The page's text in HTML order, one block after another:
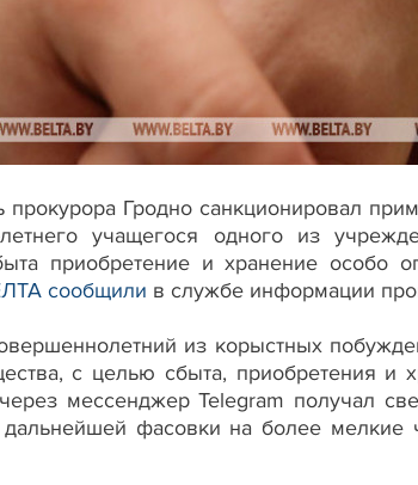
Гродно санкционировал
учащегося одного из
приобретение и хранение особо
сообщили в службе информации
из корыстных
с целью сбыта, приобретения и
мессенджер Telegram получал
фасовки на более мелкие